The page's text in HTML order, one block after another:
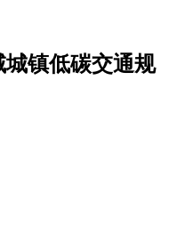
城镇低碳交通规